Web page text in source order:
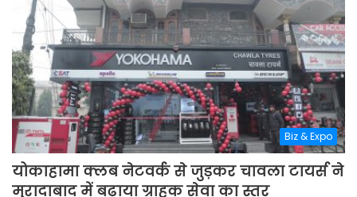
Biz & Expo
योकाहामा क्लब नेटवर्क से जुड़कर चावला टायर्स ने
मुरादाबाद में बढ़ाया ग्राहक सेवा का स्तर